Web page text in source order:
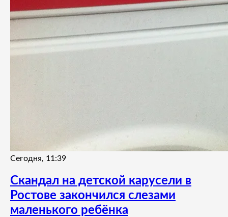
Сегодня, 11:39
Скандал на детской карусели в
Ростове закончился слезами
маленького ребёнка